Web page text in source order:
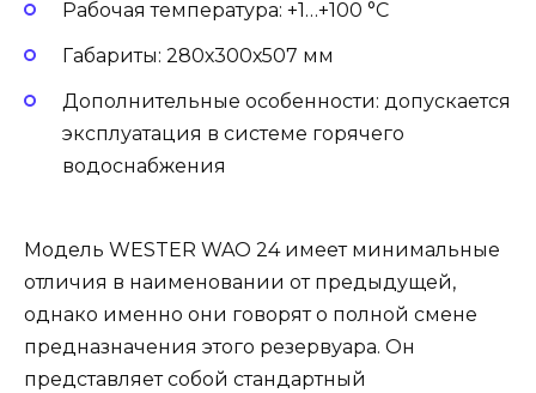
Рабочая температура: +1…+100 °С
Габариты: 280х300х507 мм
Дополнительные особенности: допускается
эксплуатация в системе горячего
водоснабжения
Модель WESTER WAO 24 имеет минимальные
отличия в наименовании от предыдущей,
однако именно они говорят о полной смене
предназначения этого резервуара. Он
представляет собой стандартный